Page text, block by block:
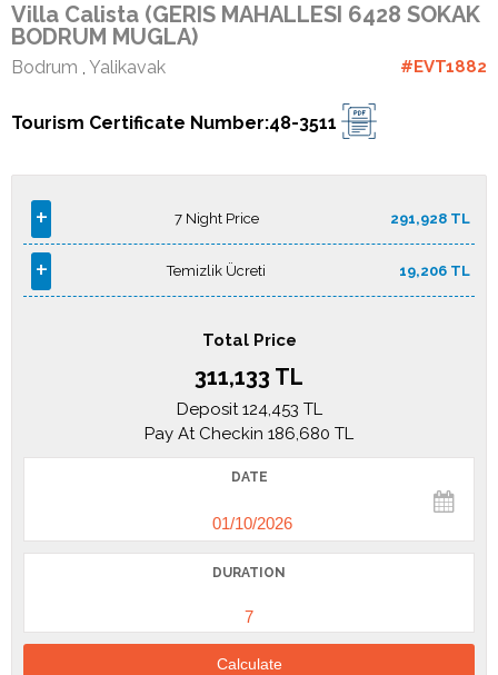
252
313
01
850
532
0135
About
Villa Calista (GERIS MAHALLESI 6428 SOKAK
BODRUM MUGLA)
Bodrum , Yalikavak #EVT1882
Tourism Certificate Number:48-3511
+ 7 Night Price 291,928 TL
+ Temizlik Ücreti 19,206 TL
Total Price
311,133 TL
Deposit 124,453 TL
Pay At Checkin 186,680 TL
DATE
DURATION
Calculate